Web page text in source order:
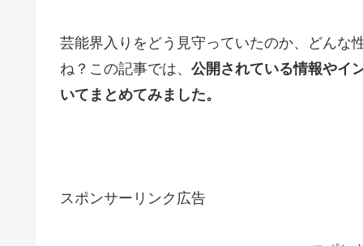
芸能界入りをどう見守っていたのか、どん
ね？この記事では、 公開されている情報やイ
いてまとめてみました。
スポンサーリンク広告